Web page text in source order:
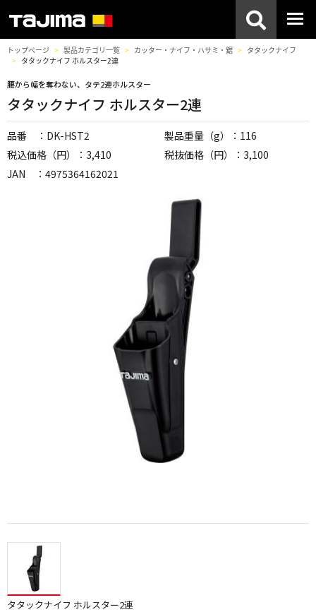
トップページ 製品カテゴリ一覧 カッター・ナイフ・ハサミ・鋸
タタックナイフ
タタックナイフ ホルスター2連
腰から幅を奪わない、タテ2連ホルスター
タタックナイフ ホルスター2連
品番 ：DK-HST2
製品重量（g）：116
税込価格（円）：3,410
税抜価格（円）：3,100
JAN ：4975364162021
タタックナイフ ホルスター2連